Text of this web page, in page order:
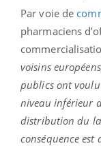
Par voie de
pharmaciens
voisins
publics ont
niveau inférieur
distribution du
conséquence est